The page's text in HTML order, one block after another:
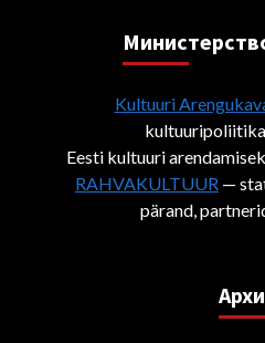
Kultuuri
Eesti kultuuri
RAHVAKULTUUR —
pärand,